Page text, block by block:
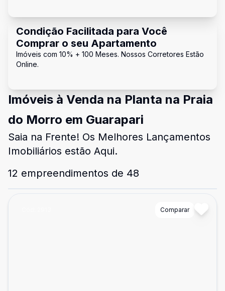
Condição Facilitada para Você
Comprar o seu Apartamento
Imóveis com 10% + 100 Meses. Nossos Corretores Estão
Online.
Imóveis à Venda na Planta na Praia
do Morro em Guarapari
Saia na Frente! Os Melhores Lançamentos
Imobiliários estão Aqui.
12 empreendimentos de 48
Comparar